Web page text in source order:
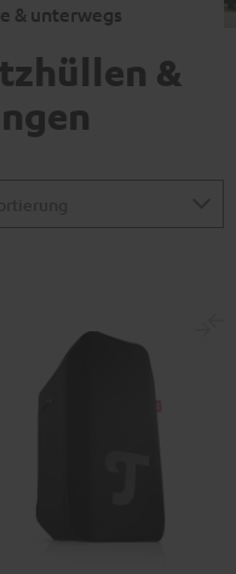
& unterwegs
&